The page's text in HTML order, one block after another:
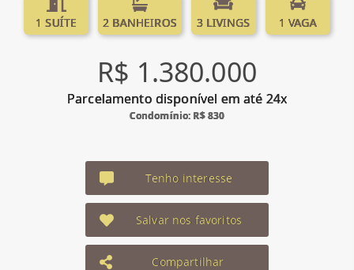
1 SUÍTE 2 BANHEIROS 3 LIVINGS 1 VAGA
R$ 1.380.000
Parcelamento disponível em até 24x
Condomínio: R$ 830
Tenho interesse
Salvar nos favoritos
Compartilhar